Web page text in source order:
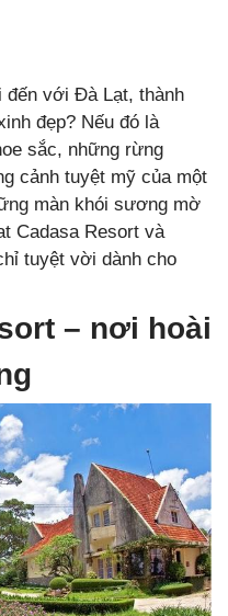
đến với Đà Lạt, thành
đẹp? Nếu đó là
sắc, những rừng
cảnh tuyệt mỹ của một
màn khói sương mờ
Cadasa Resort và
tuyệt vời dành cho
– nơi hoài